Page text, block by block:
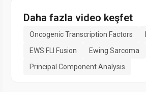
Daha fazla video keşfet
Oncogenic Transcription Factors
EWS FLI Fusion
Ewing Sarcoma
Principal Component Analysis